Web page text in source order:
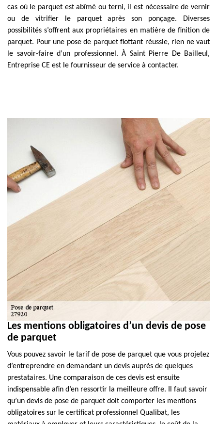
cas où le parquet est abîmé ou terni, il est nécessaire de vernir
ou de vitrifier le parquet après son ponçage. Diverses
possibilités s’offrent aux propriétaires en matière de finition de
parquet. Pour une pose de parquet flottant réussie, rien ne vaut
le savoir-faire d’un professionnel. À Saint Pierre De Bailleul,
Entreprise CE est le fournisseur de service à contacter.
Les mentions obligatoires d’un devis de pose
de parquet
Vous pouvez savoir le tarif de pose de parquet que vous projetez
d’entreprendre en demandant un devis auprès de quelques
prestataires. Une comparaison de ces devis est ensuite
indispensable afin d’en ressortir la meilleure offre. Il faut savoir
qu’un devis de pose de parquet doit comporter les mentions
obligatoires sur le certificat professionnel Qualibat, les